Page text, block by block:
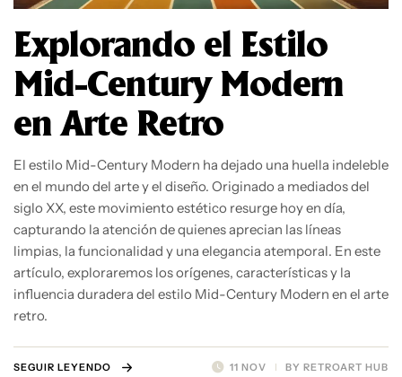
Explorando el Estilo
Mid-Century Modern
en Arte Retro
El estilo Mid-Century Modern ha dejado una huella indeleble
en el mundo del arte y el diseño. Originado a mediados del
siglo XX, este movimiento estético resurge hoy en día,
capturando la atención de quienes aprecian las líneas
limpias, la funcionalidad y una elegancia atemporal. En este
artículo, exploraremos los orígenes, características y la
influencia duradera del estilo Mid-Century Modern en el arte
retro.
11 NOV BY RETROART HUB
SEGUIR LEYENDO